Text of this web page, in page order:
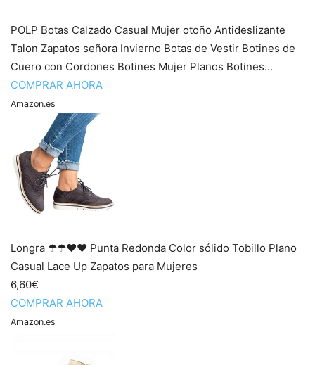
POLP Botas Calzado Casual Mujer otoño Antideslizante
Talon Zapatos señora Invierno Botas de Vestir Botines de
Cuero con Cordones Botines Mujer Planos Botines...
COMPRAR AHORA
Amazon.es
Longra ☂☂❤️❤️ Punta Redonda Color sólido Tobillo Plano
Casual Lace Up Zapatos para Mujeres
6,60€
COMPRAR AHORA
Amazon.es